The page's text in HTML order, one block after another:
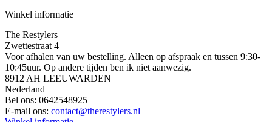
Winkel informatie
The Restylers
Zwettestraat 4
Voor afhalen van uw bestelling. Alleen op afspraak en tussen 9:30-
10:45uur. Op andere tijden ben ik niet aanwezig.
8912 AH LEEUWARDEN
Nederland
Bel ons: 0642548925
E-mail ons: contact@therestylers.nl